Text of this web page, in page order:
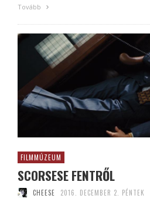
Tovább
FILMMÚZEUM
SCORSESE FENTRŐL
CHEESE 2016. DECEMBER 2. PÉNTEK